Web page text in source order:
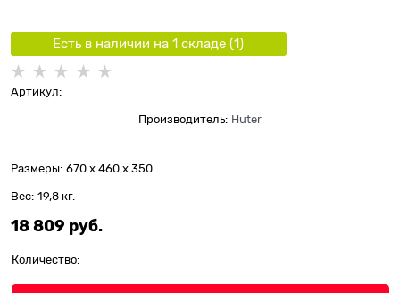
Есть в наличии на 1 складe (1)
Артикул:
Производитель: Huter
Размеры: 670 x 460 x 350
Вес: 19,8 кг.
18 809 руб.
Количество: